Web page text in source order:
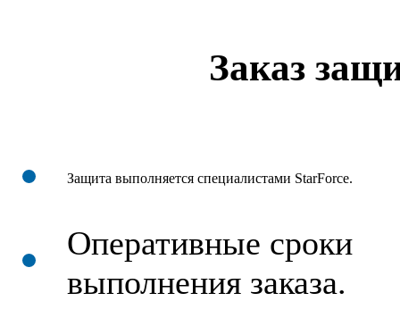
Заказ
Защита выполняется специалистами StarForce.
Оперативные сроки
выполнения заказа.